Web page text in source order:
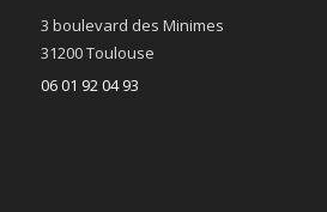
3 boulevard des Minimes
31200 Toulouse
06 01 92 04 93